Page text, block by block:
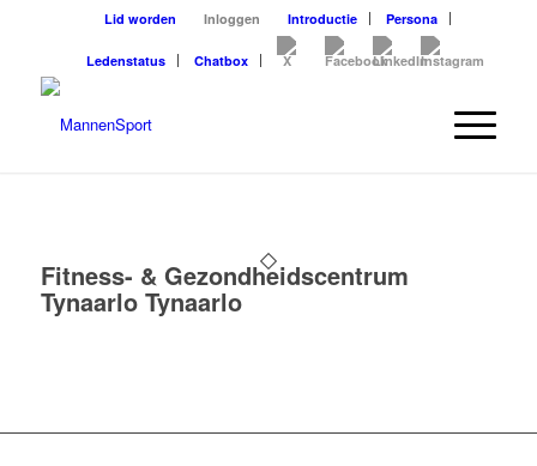
Lid worden Inloggen Introductie Persona
Ledenstatus Chatbox
Fitness- & Gezondheidscentrum
Tynaarlo Tynaarlo